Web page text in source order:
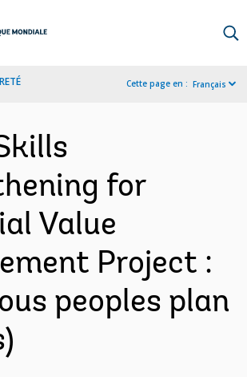
Cette page en : Français
for
Value
Project :
peoples plan